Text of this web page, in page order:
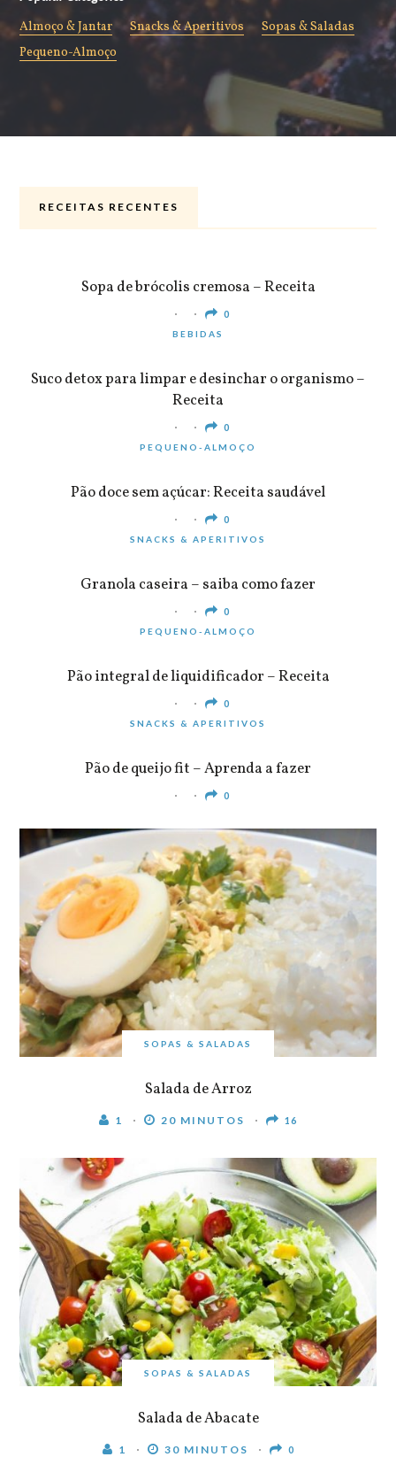
Almoço & Jantar Snacks & Aperitivos
Sopas & Saladas
Pequeno-Almoço
RECEITAS RECENTES
Sopa de brócolis cremosa – Receita
0
BEBIDAS
Suco detox para limpar e desinchar o organismo –
Receita
0
PEQUENO-ALMOÇO
Pão doce sem açúcar: Receita saudável
0
SNACKS & APERITIVOS
Granola caseira – saiba como fazer
0
PEQUENO-ALMOÇO
Pão integral de liquidificador – Receita
0
SNACKS & APERITIVOS
Pão de queijo fit – Aprenda a fazer
0
SOPAS & SALADAS
Salada de Arroz
1 20 MINUTOS 16
SOPAS & SALADAS
Salada de Abacate
1 30 MINUTOS 0